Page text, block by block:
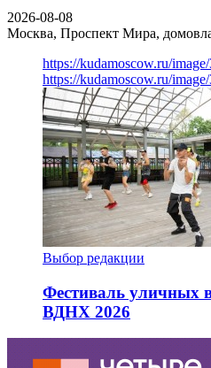
2026-08-08
Москва, Проспект Мира,
https://kudamoscow.ru/
https://kudamoscow.ru/
Выбор редакции
Фестиваль уличных
ВДНХ 2026